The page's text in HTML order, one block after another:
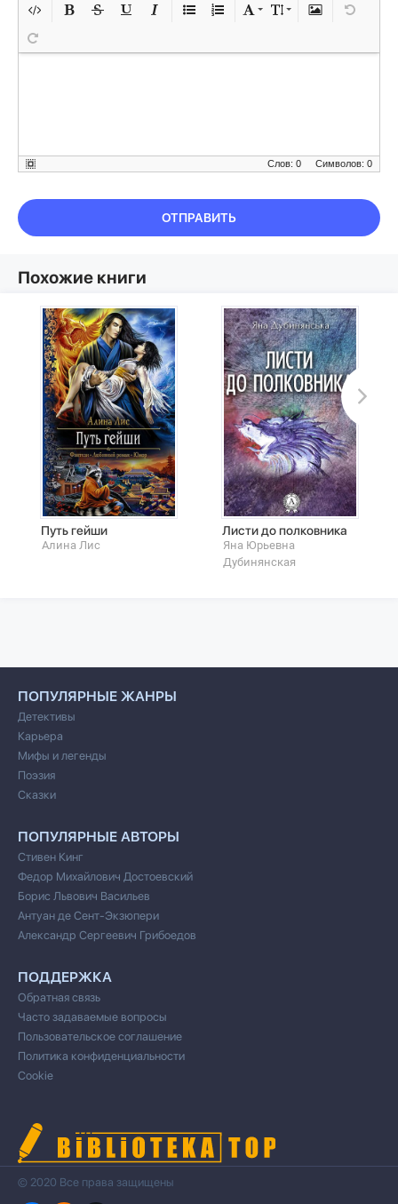
Символов: 0
Слов: 0
ОТПРАВИТЬ
Похожие книги
Путь гейши
Алина Лис
Листи до полковника
Яна Юрьевна
Дубинянская
ПОПУЛЯРНЫЕ ЖАНРЫ
Детективы
Карьера
Мифы и легенды
Поэзия
Сказки
ПОПУЛЯРНЫЕ АВТОРЫ
Стивен Кинг
Федор Михайлович Достоевский
Борис Львович Васильев
Антуан де Сент-Экзюпери
Александр Сергеевич Грибоедов
ПОДДЕРЖКА
Обратная связь
Часто задаваемые вопросы
Пользовательское соглашение
Политика конфиденциальности
Cookie
© 2020 Все права защищены